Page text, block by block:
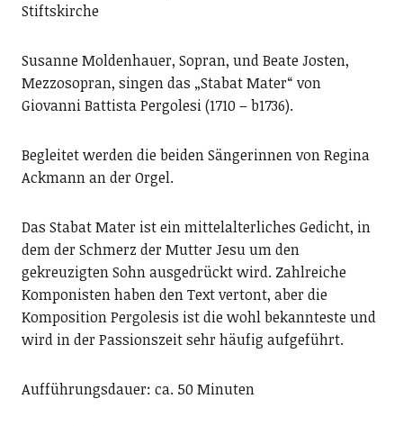
Stiftskirche
Susanne Moldenhauer, Sopran, und Beate Josten,
Mezzosopran, singen das „Stabat Mater“ von
Giovanni Battista Pergolesi (1710 – b1736).
Begleitet werden die beiden Sängerinnen von Regina
Ackmann an der Orgel.
Das Stabat Mater ist ein mittelalterliches Gedicht, in
dem der Schmerz der Mutter Jesu um den
gekreuzigten Sohn ausgedrückt wird. Zahlreiche
Komponisten haben den Text vertont, aber die
Komposition Pergolesis ist die wohl bekannteste und
wird in der Passionszeit sehr häufig aufgeführt.
Aufführungsdauer: ca. 50 Minuten